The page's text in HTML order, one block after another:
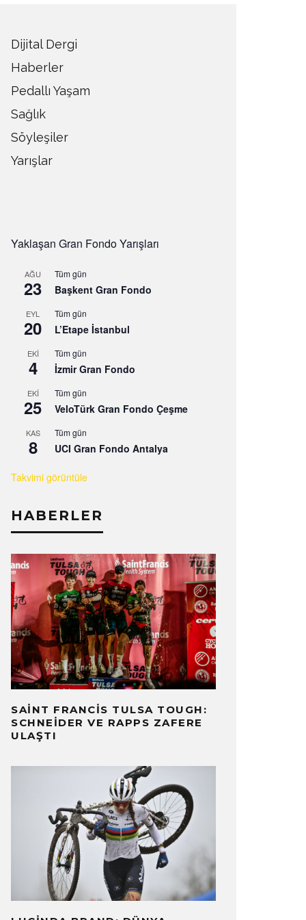
Dijital Dergi
Haberler
Pedallı Yaşam
Sağlık
Söyleşiler
Yarışlar
Yaklaşan Gran Fondo Yarışları
AĞU
23
Tüm gün
Başkent Gran Fondo
EYL
20
Tüm gün
L’Etape İstanbul
EKI
4
Tüm gün
İzmir Gran Fondo
EKI
25
Tüm gün
VeloTürk Gran Fondo Çeşme
KAS
8
Tüm gün
UCI Gran Fondo Antalya
Takvimi görüntüle
HABERLER
SAINT FRANCIS TULSA TOUGH:
SCHNEIDER VE RAPPS ZAFERE
ULAŞTI